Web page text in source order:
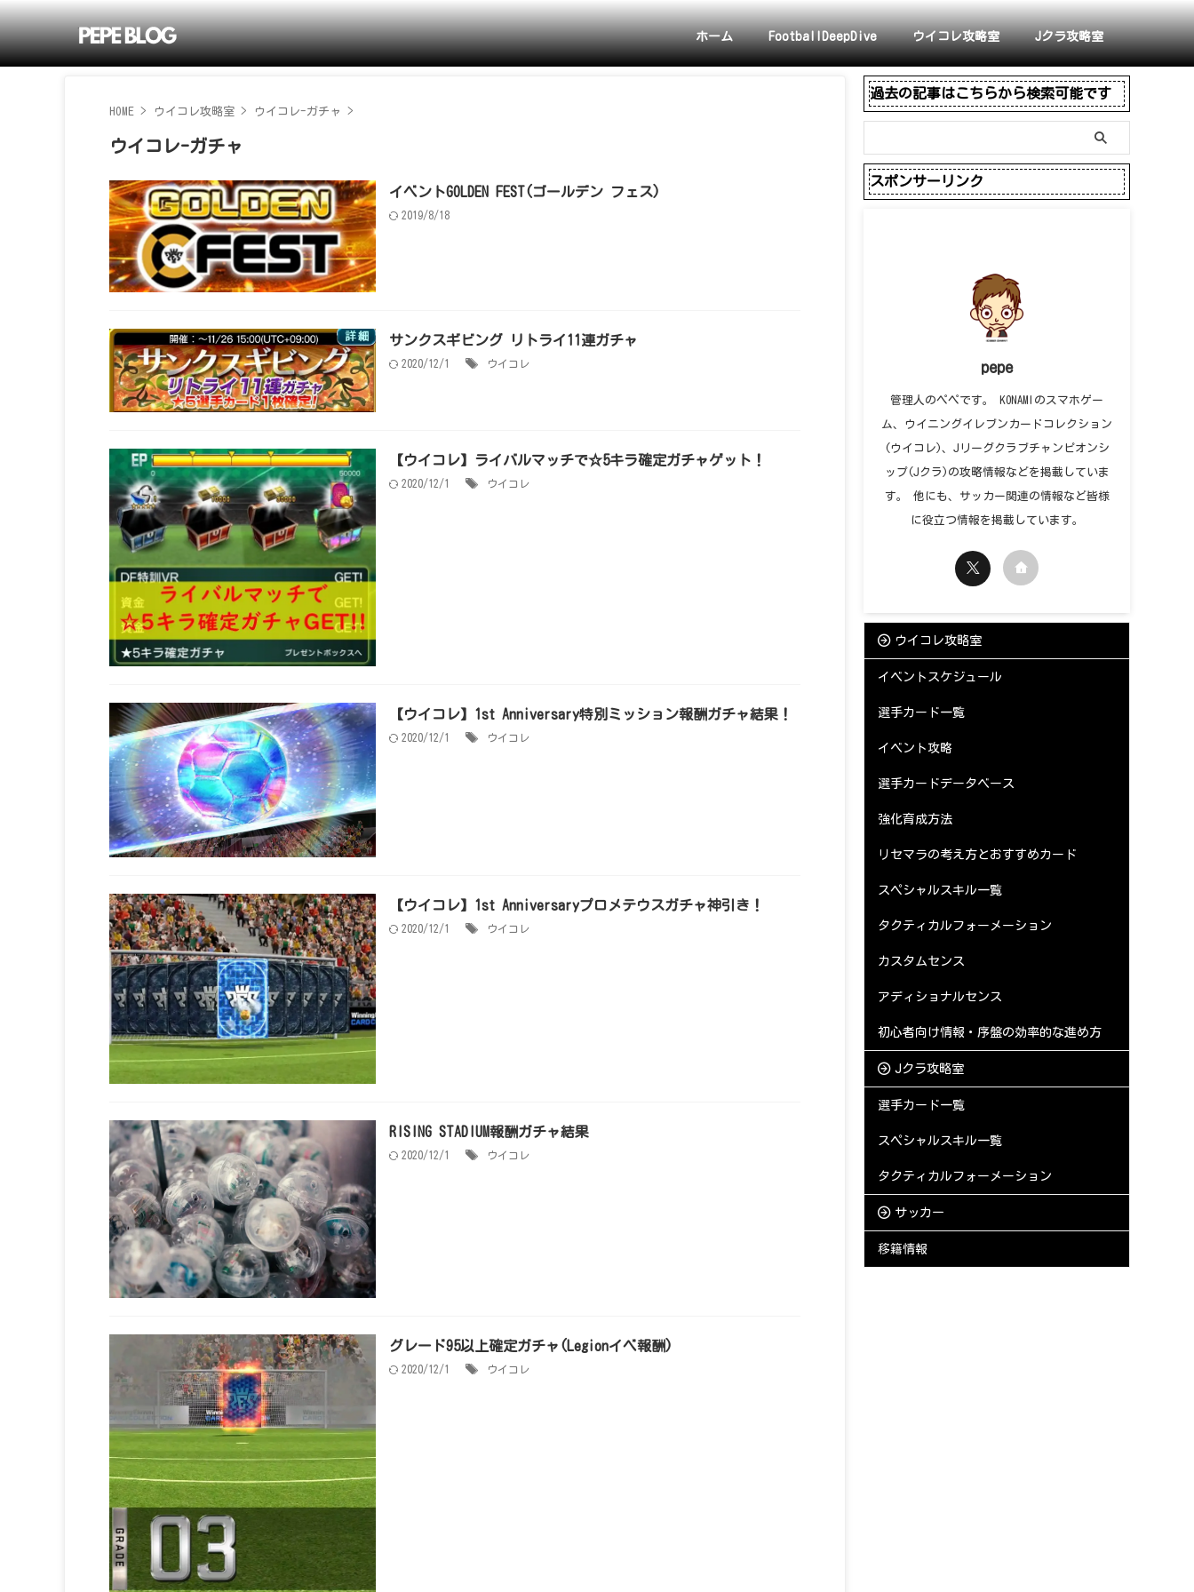
ホーム FootballDeepDive ウイコレ攻略室 Jクラ攻略室
HOME > ウイコレ攻略室 > ウイコレ-ガチャ >
ウイコレ-ガチャ
イベントGOLDEN FEST(ゴールデン フェス)
2019/8/18
サンクスギビング リトライ11連ガチャ
2020/12/1 ウイコレ
【ウイコレ】ライバルマッチで☆5キラ確定ガチャゲット！
2020/12/1 ウイコレ
【ウイコレ】1st Anniversary特別ミッション報酬ガチャ結果！
2020/12/1 ウイコレ
【ウイコレ】1st Anniversaryプロメテウスガチャ神引き！
2020/12/1 ウイコレ
RISING STADIUM報酬ガチャ結果
2020/12/1 ウイコレ
グレード95以上確定ガチャ(Legionイベ報酬)
2020/12/1 ウイコレ
過去の記事はこちらから検索可能です
スポンサーリンク
pepe
管理人のペペです。 KONAMIのスマホゲー
ム、ウイニングイレブンカードコレクション
(ウイコレ)、Jリーグクラブチャンピオンシ
ップ(Jクラ)の攻略情報などを掲載していま
す。 他にも、サッカー関連の情報など皆様
に役立つ情報を掲載しています。
ウイコレ攻略室
イベントスケジュール
選手カード一覧
イベント攻略
選手カードデータベース
強化育成方法
リセマラの考え方とおすすめカード
スペシャルスキル一覧
タクティカルフォーメーション
カスタムセンス
アディショナルセンス
初心者向け情報・序盤の効率的な進め方
Jクラ攻略室
選手カード一覧
スペシャルスキル一覧
タクティカルフォーメーション
サッカー
移籍情報